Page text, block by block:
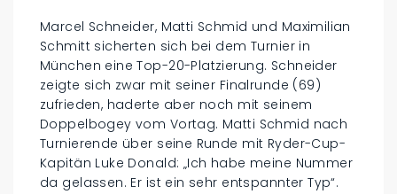
Marcel Schneider, Matti Schmid und Maximilian
Schmitt sicherten sich bei dem Turnier in
München eine Top-20-Platzierung. Schneider
zeigte sich zwar mit seiner Finalrunde (69)
zufrieden, haderte aber noch mit seinem
Doppelbogey vom Vortag. Matti Schmid nach
Turnierende über seine Runde mit Ryder-Cup-
Kapitän Luke Donald: „Ich habe meine Nummer
da gelassen. Er ist ein sehr entspannter Typ“.